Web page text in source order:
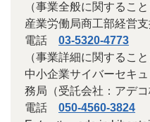
（事業全般に関すること
産業労働局商工部経営
電話 03-5320-4773
（事業詳細に関すること
中小企業サイバーセキ
務局（受託会社：アデコ
電話 050-4560-3824